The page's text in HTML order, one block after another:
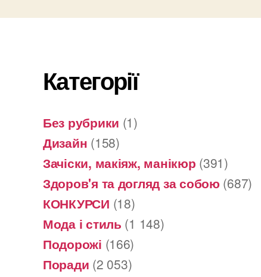
Категорії
Без рубрики (1)
Дизайн (158)
Зачіски, макіяж, манікюр (391)
Здоров'я та догляд за собою (687)
КОНКУРСИ (18)
Мода і стиль (1 148)
Подорожі (166)
Поради (2 053)